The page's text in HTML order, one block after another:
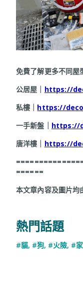
免費了解更多不同屋
公居屋｜ https://
私樓｜ https://
一手新盤｜ https://
唐洋樓｜ https://
======
本文章內容及圖片均
熱門話題
#貓, #狗, #火險, #